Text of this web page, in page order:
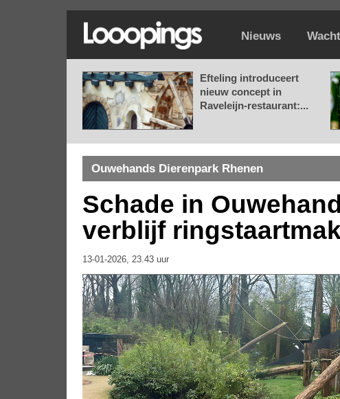
Nieuws
Efteling introduceert
nieuw concept in
Raveleijn-restaurant:...
Ouwehands Dierenpark Rhenen
Schade in
verblijf
13-01-2026, 23.43 uur